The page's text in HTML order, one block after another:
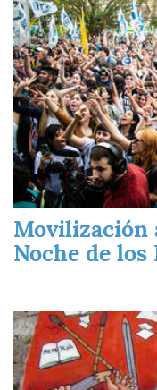
Movilización
Noche de los
Imagen